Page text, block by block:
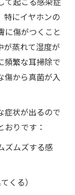
特にイヤホンの
に傷がつくこと
が蒸れて湿度が
頻繁な耳掃除で
傷から真菌が入
症状が出るので
りです：
ズムズする感
くる）